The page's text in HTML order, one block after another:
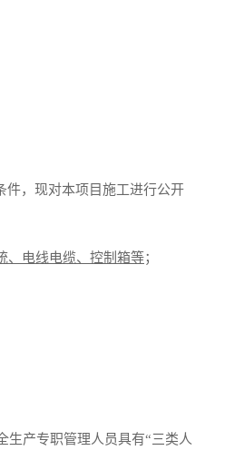
件，现对本项目施工进行公开
、电线电缆、控制箱等；
产专职管理人员具有“三类人